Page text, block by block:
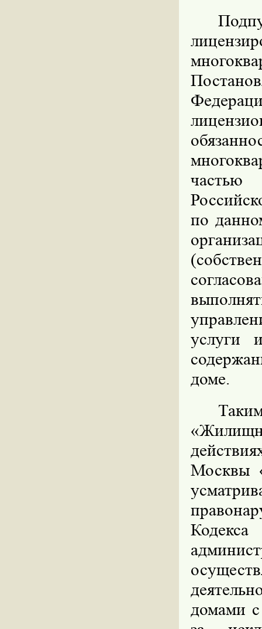
частью
по
услуги
доме.
Москвы
домами